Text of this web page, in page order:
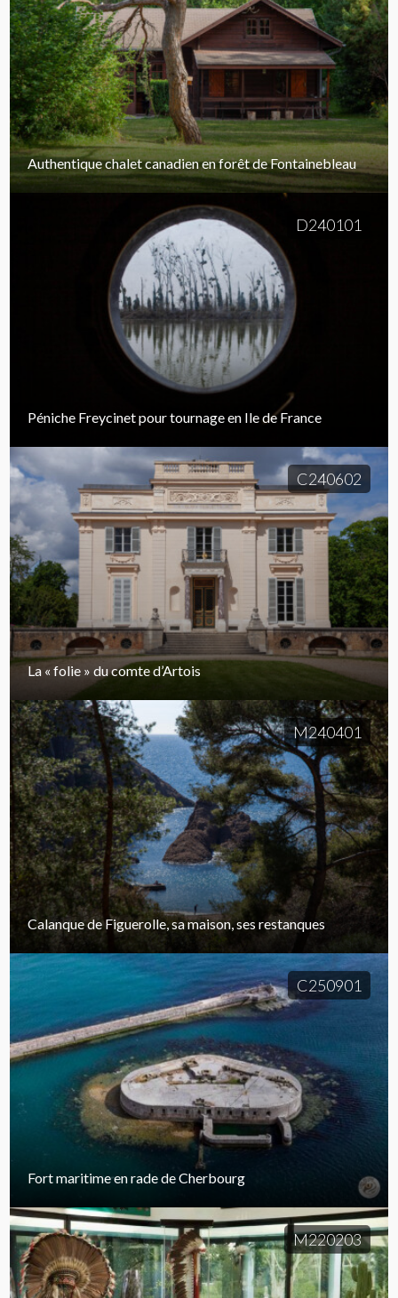
Authentique chalet canadien en forêt de Fontainebleau
D240101
Péniche Freycinet pour tournage en Ile de France
C240602
La « folie » du comte d’Artois
M240401
Calanque de Figuerolle, sa maison, ses restanques
C250901
Fort maritime en rade de Cherbourg
M220203